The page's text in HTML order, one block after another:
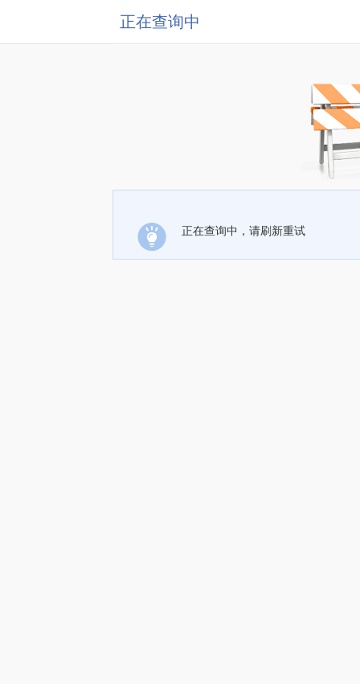
正在查询中
正在查询中，请刷新重试